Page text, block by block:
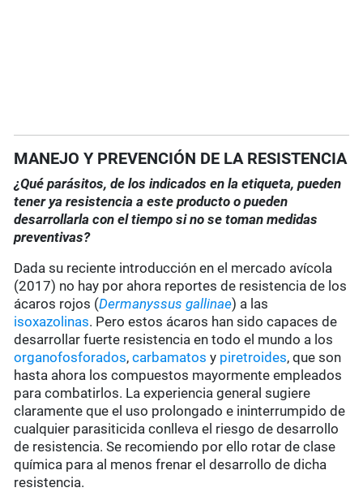
MANEJO Y PREVENCIÓN DE LA RESISTENCIA
¿Qué parásitos, de los indicados en la etiqueta, pueden
tener ya resistencia a este producto o pueden
desarrollarla con el tiempo si no se toman medidas
preventivas?
Dada su reciente introducción en el mercado avícola
(2017) no hay por ahora reportes de resistencia de los
ácaros rojos (Dermanyssus gallinae) a las
isoxazolinas. Pero estos ácaros han sido capaces de
desarrollar fuerte resistencia en todo el mundo a los
organofosforados,carbamatos y piretroides, que son
hasta ahora los compuestos mayormente empleados
para combatirlos. La experiencia general sugiere
claramente que el uso prolongado e ininterrumpido de
cualquier parasiticida conlleva el riesgo de desarrollo
de resistencia. Se recomiendo por ello rotar de clase
química para al menos frenar el desarrollo de dicha
resistencia.